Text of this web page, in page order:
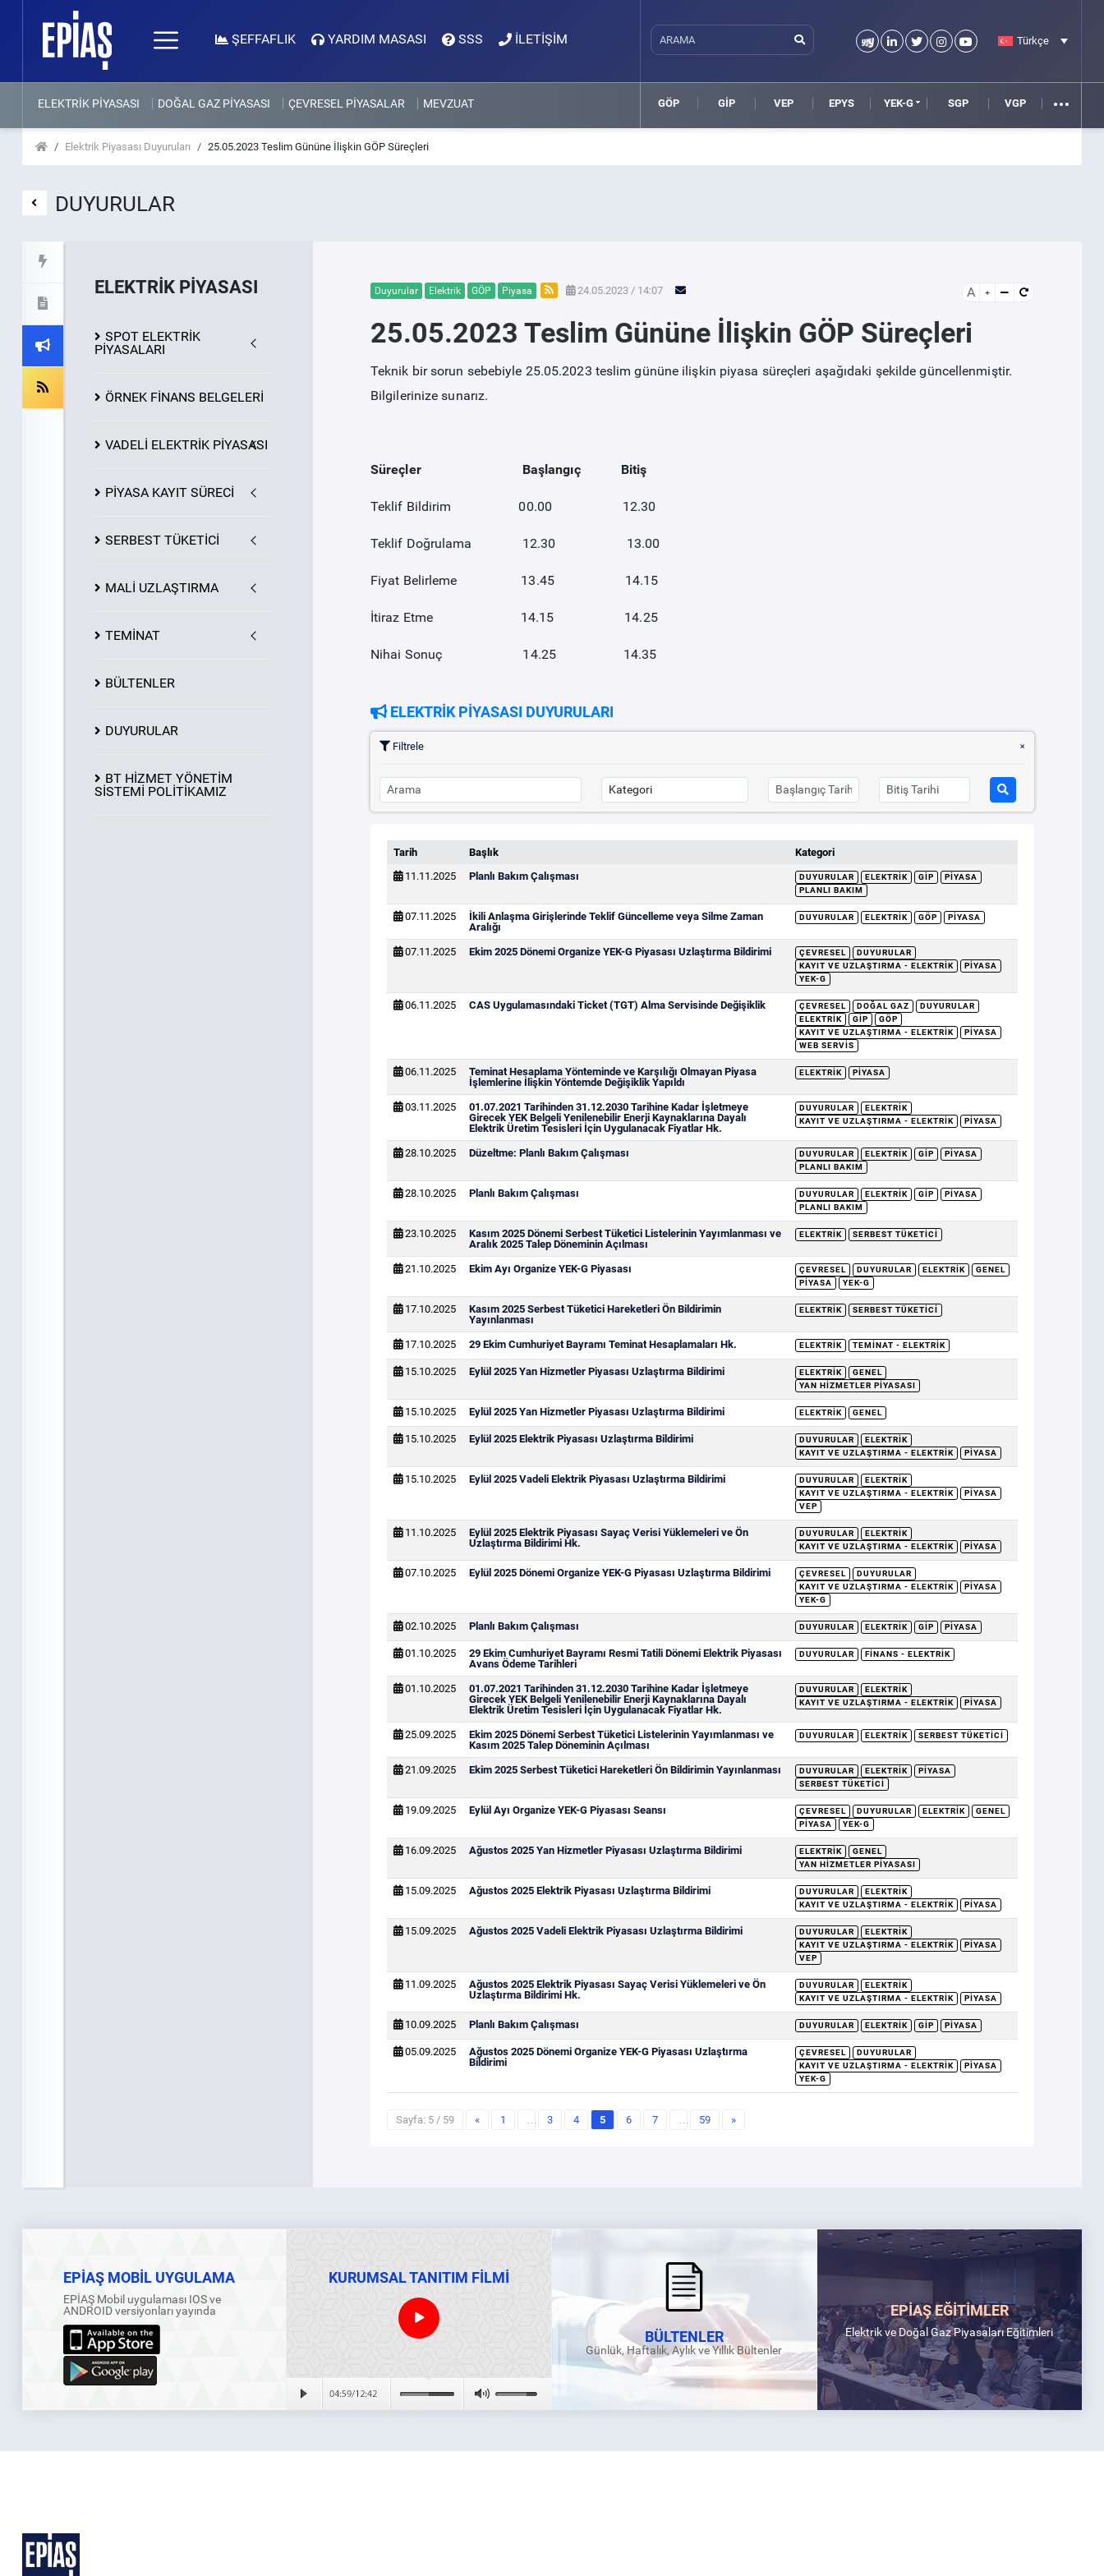
ŞEFFAFLIK YARDIM MASASI SSS İLETİŞİM Türkçe
ELEKTRİK PİYASASI DOĞAL GAZ PİYASASI ÇEVRESEL PİYASALAR MEVZUAT GÖP GİP VEP EPYS YEK-G SGP VGP
Elektrik Piyasası Duyuruları 25.05.2023 Teslim Gününe İlişkin GÖP Süreçleri
DUYURULAR
ELEKTRİK PİYASASI
SPOT ELEKTRİK
PİYASALARI
ÖRNEK FİNANS BELGELERİ
VADELİ ELEKTRİK PİYASASI
PİYASAKAYIT SÜRECİ
SERBEST TÜKETİCİ
MALİ UZLAŞTIRMA
TEMİNAT
BÜLTENLER
DUYURULAR
BT HİZMET YÖNETİM
SİSTEMİ POLİTİKAMIZ
Duyurular Elektrik GÖP Piyasa 24.05.2023 / 14:07 A
25.05.2023 Teslim Gününe İlişkin GÖP Süreçleri
Teknik bir sorun sebebiyle 25.05.2023 teslim gününe ilişkin piyasa süreçleri aşağıdaki şekilde güncellenmiştir.
Bilgilerinize sunarız.
Süreçler Başlangıç Bitiş
Teklif Bildirim 00.00 12.30
Teklif Doğrulama 12.30 13.00
Fiyat Belirleme 13.45 14.15
İtiraz Etme 14.15 14.25
Nihai Sonuç 14.25 14.35
ELEKTRİK PİYASASI DUYURULARI
Filtrele
Tarih Başlık
Kategori
11.11.2025
Planlı Bakım Çalışması DUYURULAR ELEKTRIK GİP
PIYASA
PLANLI BAKIM
07.11.2025
İkili Anlaşma Girişlerinde Teklif Güncelleme veya Silme Zaman
Aralığı
DUYURULAR ELEKTRIK GÖP PIYASA
07.11.2025 Ekim 2025 Dönemi Organize YEK-G Piyasası Uzlaştırma Bildirimi ÇEVRESEL
DUYURULAR
KAYIT VE UZLAŞTIRMA - ELEKTRIK
PIYASA
YEK-G
06.11.2025 CAS Uygulamasındaki Ticket (TGT) Alma Servisinde Değişiklik ÇEVRESEL DOĞAL GAZ
DUYURULAR
ELEKTRIK
GİP
GÖP
KAYIT VE UZLAŞTIRMA - ELEKTRIK
PIYASA
WEB SERVIS
06.11.2025
Teminat Hesaplama Yönteminde ve Karşılığı Olmayan Piyasa
İşlemlerine İlişkin Yöntemde Değişiklik Yapıldı
ELEKTRIK PIYASA
03.11.2025
01.07.2021 Tarihinden 31.12.2030 Tarihine Kadar İşletmeye
Girecek YEK Belgeli Yenilenebilir Enerji Kaynaklarına Dayalı
Elektrik Üretim Tesisleri İçin Uygulanacak Fiyatlar Hk.
DUYURULAR
ELEKTRIK
KAYIT VE UZLAŞTIRMA - ELEKTRIK
PIYASA
28.10.2025 Düzeltme: Planlı Bakım Çalışması DUYURULAR ELEKTRIK GİP
PIYASA
PLANLI BAKIM
28.10.2025 Planlı Bakım Çalışması DUYURULAR ELEKTRIK GİP
PIYASA
PLANLI BAKIM
23.10.2025
Kasım 2025 Dönemi Serbest Tüketici Listelerinin Yayımlanması ve
Aralık 2025 Talep Döneminin Açılması
ELEKTRIK SERBEST TÜKETICI
21.10.2025 Ekim Ayı Organize YEK-G Piyasası ÇEVRESEL DUYURULAR ELEKTRIK
GENEL
PIYASA
YEK-G
17.10.2025
Kasım 2025 Serbest Tüketici Hareketleri Ön Bildirimin
Yayınlanması
ELEKTRIK SERBEST TÜKETICI
17.10.2025 29 Ekim Cumhuriyet Bayramı Teminat Hesaplamaları Hk. ELEKTRIK TEMINAT - ELEKTRIK
15.10.2025 Eylül 2025 Yan Hizmetler Piyasası Uzlaştırma Bildirimi ELEKTRIK
GENEL
YAN HIZMETLER PIYASASI
15.10.2025 Eylül 2025 Yan Hizmetler Piyasası Uzlaştırma Bildirimi ELEKTRIK GENEL
15.10.2025 Eylül 2025 Elektrik Piyasası Uzlaştırma Bildirimi DUYURULAR
ELEKTRIK
KAYIT VE UZLAŞTIRMA - ELEKTRIK
PIYASA
15.10.2025 Eylül 2025 Vadeli Elektrik Piyasası Uzlaştırma Bildirimi DUYURULAR
ELEKTRIK
KAYIT VE UZLAŞTIRMA - ELEKTRIK
PIYASA
VEP
11.10.2025
Eylül 2025 Elektrik Piyasası Sayaç Verisi Yüklemeleri ve Ön
Uzlaştırma Bildirimi Hk.
DUYURULAR
ELEKTRIK
KAYIT VE UZLAŞTIRMA - ELEKTRIK
PIYASA
07.10.2025 Eylül 2025 Dönemi Organize YEK-G Piyasası Uzlaştırma Bildirimi ÇEVRESEL
DUYURULAR
KAYIT VE UZLAŞTIRMA - ELEKTRIK
PIYASA
YEK-G
02.10.2025 Planlı Bakım Çalışması DUYURULAR ELEKTRIK GİP PIYASA
01.10.2025
29 Ekim Cumhuriyet Bayramı Resmi Tatili Dönemi Elektrik Piyasası
Avans Ödeme Tarihleri
DUYURULAR FINANS - ELEKTRIK
01.10.2025
01.07.2021 Tarihinden 31.12.2030 Tarihine Kadar İşletmeye
Girecek YEK Belgeli Yenilenebilir Enerji Kaynaklarına Dayalı
Elektrik Üretim Tesisleri İçin Uygulanacak Fiyatlar Hk.
DUYURULAR
ELEKTRIK
KAYIT VE UZLAŞTIRMA - ELEKTRIK
PIYASA
25.09.2025
Ekim 2025 Dönemi Serbest Tüketici Listelerinin Yayımlanması ve
Kasım 2025 Talep Döneminin Açılması
DUYURULAR ELEKTRIK SERBEST TÜKETICI
21.09.2025 Ekim 2025 Serbest Tüketici Hareketleri Ön Bildirimin Yayınlanması DUYURULAR ELEKTRIK
PIYASA
SERBEST TÜKETICI
19.09.2025 Eylül Ayı Organize YEK-G Piyasası Seansı ÇEVRESEL DUYURULAR ELEKTRIK
GENEL
PIYASA
YEK-G
16.09.2025 Ağustos 2025 Yan Hizmetler Piyasası Uzlaştırma Bildirimi ELEKTRIK
GENEL
YAN HIZMETLER PIYASASI
15.09.2025 Ağustos 2025 Elektrik Piyasası Uzlaştırma Bildirimi DUYURULAR
ELEKTRIK
KAYIT VE UZLAŞTIRMA - ELEKTRIK
PIYASA
15.09.2025 Ağustos 2025 Vadeli Elektrik Piyasası Uzlaştırma Bildirimi DUYURULAR
ELEKTRIK
KAYIT VE UZLAŞTIRMA - ELEKTRIK
PIYASA
VEP
11.09.2025
Ağustos 2025 Elektrik Piyasası Sayaç Verisi Yüklemeleri ve Ön
Uzlaştırma Bildirimi Hk.
DUYURULAR
ELEKTRIK
KAYIT VE UZLAŞTIRMA - ELEKTRIK
PIYASA
10.09.2025 Planlı Bakım Çalışması DUYURULAR ELEKTRIK GİP PIYASA
05.09.2025
Ağustos 2025 Dönemi Organize YEK-G Piyasası Uzlaştırma
Bildirimi
ÇEVRESEL
DUYURULAR
KAYIT VE UZLAŞTIRMA - ELEKTRIK
PIYASA
YEK-G
Sayfa: 5 / 59 « 1 … 3 4 5 6 7 … 59 »
EPİAŞ MOBİL UYGULAMA
EPİAŞ Mobil uygulaması IOS ve
ANDROID versiyonları yayında
KURUMSAL TANITIM FİLMİ
BÜLTENLER
Günlük, Haftalık, Aylık ve Yıllık Bültenler
EPİAŞ EĞİTİMLER
Elektrik ve Doğal Gaz Piyasaları Eğitimleri